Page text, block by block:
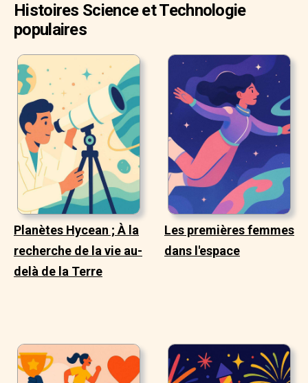
Histoires Science et Technologie
populaires
Planètes Hycean ; À la
recherche de la vie au-
delà de la Terre
Les premières femmes
dans l'espace